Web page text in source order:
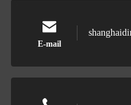
E-mail